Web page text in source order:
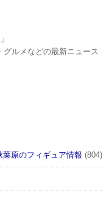
ルメなどの最新ニュース
葉原のフィギュア情報 (804)